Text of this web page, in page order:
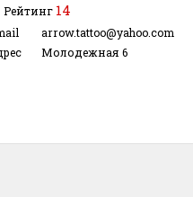
Рейтинг 14
arrow.tattoo@yahoo.com
Молодежная 6